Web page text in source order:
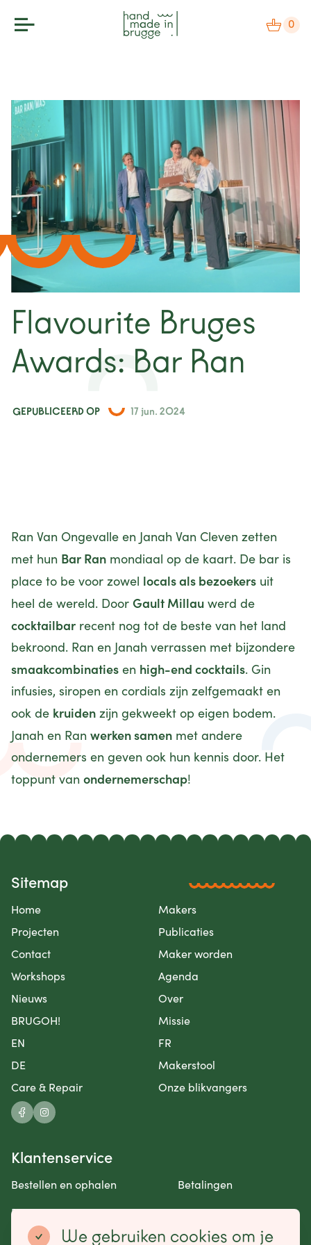
0
makers
label
agenda
over
projecten
contact
Flavourite Bruges
Awards: Bar Ran
GEPUBLICEERD OP 17 jun. 2024
Ran Van Ongevalle en Janah Van Cleven zetten
met hun Bar Ran mondiaal op de kaart. De bar is
place to be voor zowel locals als bezoekers uit
heel de wereld. Door Gault Millau werd de
cocktailbar recent nog tot de beste van het land
bekroond. Ran en Janah verrassen met bijzondere
smaakcombinaties en high-end cocktails. Gin
infusies, siropen en cordials zijn zelfgemaakt en
ook de kruiden zijn gekweekt op eigen bodem.
Janah en Ran werken samen met andere
ondernemers en geven ook hun kennis door. Het
toppunt van ondernemerschap!
Sitemap
Home
Makers
Projecten
Publicaties
Contact
Maker worden
Workshops
Agenda
Nieuws
Over
BRUGOH!
Missie
EN
FR
DE
Makerstool
Care & Repair
Onze blikvangers
Klantenservice
Bestellen en ophalen
Betalingen
Retourneren en garantie
Contact opnemen
We gebruiken cookies om je